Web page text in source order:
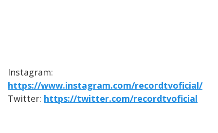
Instagram:
https://www.instagram.com/recordtvoficial/
Twitter: https://twitter.com/recordtvoficial